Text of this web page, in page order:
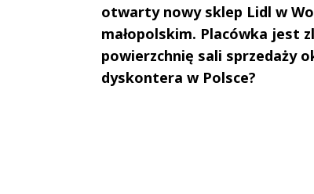
otwarty nowy sklep Lidl w
małopolskim. Placówka jest
powierzchnię sali sprzedaży
dyskontera w Polsce?